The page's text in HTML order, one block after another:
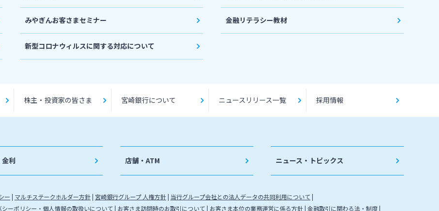
みやぎんお客さまセミナー
新型コロナウィルスに関する対応について
金融リテラシー教材
株主・投資家の皆さま 宮崎銀行について ニュースリリース一覧 採用情報
利 店舗・ATM ニュース・トピックス
ー マルチステークホルダー方針 宮崎銀行グループ 人権方針 当行グループ会社との法人データの共同利用について
シーポリシー・個人情報の取扱いについて お客さま訪問時のお取引について お客さま本位の業務運営に係る方針 金融取引に関わる法・制度